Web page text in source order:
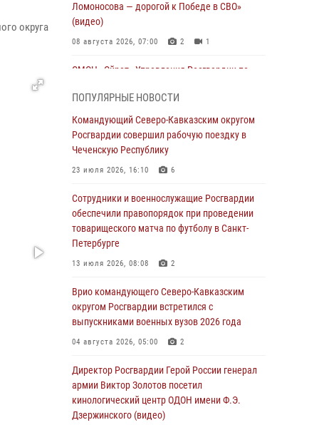
округа
Ломоносова — дорогой к Победе в СВО»
(видео)
08 августа 2026, 07:00 2 1
ОМОН «Ойрат» Управления Росгвардии по
Росгвардейцы обеспечили безопасность
«Поезда Победы» в Кузбассе
08 августа 2026, 07:00
В Кабардино-Балкарии сотрудники
Росгвардии провели турнир по настольному
теннису ко Дню физкультурника
08 августа 2026, 07:00
медикам и девушке с ограниченными
возможностями здоровья (видео)
08 августа 2026, 06:32 1
память товарища на тактическом турнире
(видео)
08 августа 2026, 06:15 9 1
ПОПУЛЯРНЫЕ НОВОСТИ
Командующий Северо-Кавказским округом
Росгвардии совершил рабочую поездку в
Чеченскую Республику
23 июля 2026, 16:10 6
Сотрудники и военнослужащие Росгвардии
обеспечили правопорядок при проведении
товарищеского матча по футболу в Санкт-
Петербурге
13 июля 2026, 08:08 2
Врио командующего Северо-Кавказским
округом Росгвардии встретился с
выпускниками военных вузов 2026 года
04 августа 2026, 05:00 2
Директор Росгвардии Герой России генерал
армии Виктор Золотов посетил
кинологический центр ОДОН имени Ф.Э.
Дзержинского (видео)